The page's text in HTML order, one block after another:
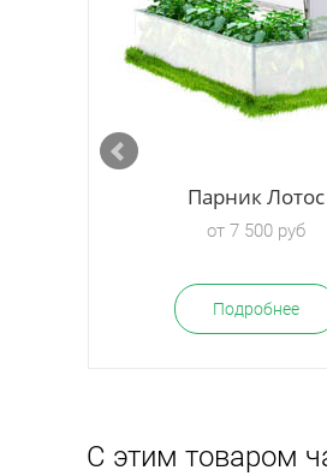
Парник Лотос
от 7 500 руб
Подробнее
С этим товаром